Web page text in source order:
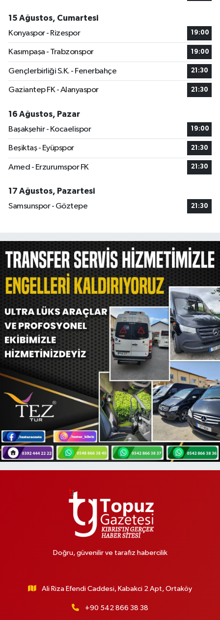
15 Ağustos, Cumartesi
Konyaspor - Rizespor
19:00
Kasımpaşa - Trabzonspor 19:00
Gençlerbirliği S.K. - Fenerbahçe 21:30
Gaziantep FK - Alanyaspor 21:30
16 Ağustos, Pazar
Başakşehir - Kocaelispor
19:00
Beşiktaş - Eyüpspor 21:30
Amed - Erzurumspor FK 21:30
17 Ağustos, Pazartesi
Samsunspor - Göztepe
21:30
Doğru, güvenilir ve tarafız habercilik
Ali Riza Efendi Caddesi, Kabakci 2 Apt, Ortaköy
+90 542 866 38 38